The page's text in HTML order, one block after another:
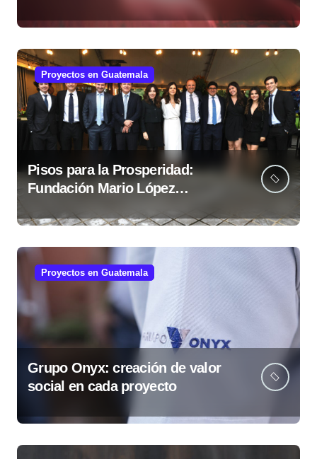
social desde la Fundación Mario
López Estrada
Proyectos en Guatemala
Pisos para la Prosperidad:
Fundación Mario López
guatemaltecas
Proyectos en Guatemala
Grupo Onyx: creación de valor
social en cada proyecto